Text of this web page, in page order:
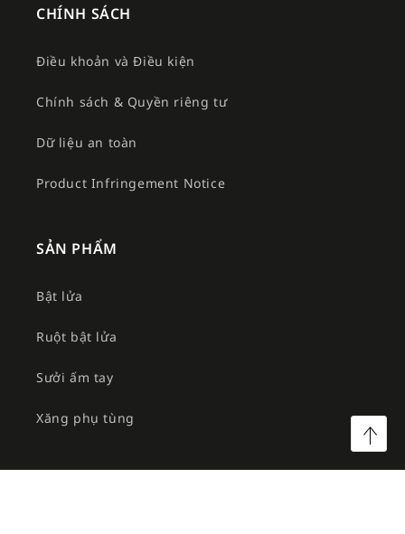
CHÍNH SÁCH
Điều khoản và Điều kiện
Chính sách & Quyền riêng tư
Dữ liệu an toàn
Product Infringement Notice
SẢN PHẨM
Bật lửa
Ruột bật lửa
Sưởi ấm tay
Xăng phụ tùng